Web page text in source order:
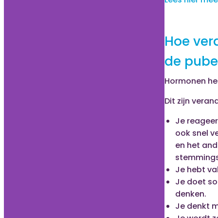
Hoe
de
Hormonen
Dit zijn
Je
ook snel
en het
Je hebt
Je doet
denken.
Je denkt